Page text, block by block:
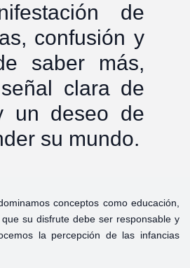
de
confusión y
saber más,
clara de
un deseo de
su mundo.
conceptos como educación,
su disfrute debe ser responsable y
la percepción de las infancias